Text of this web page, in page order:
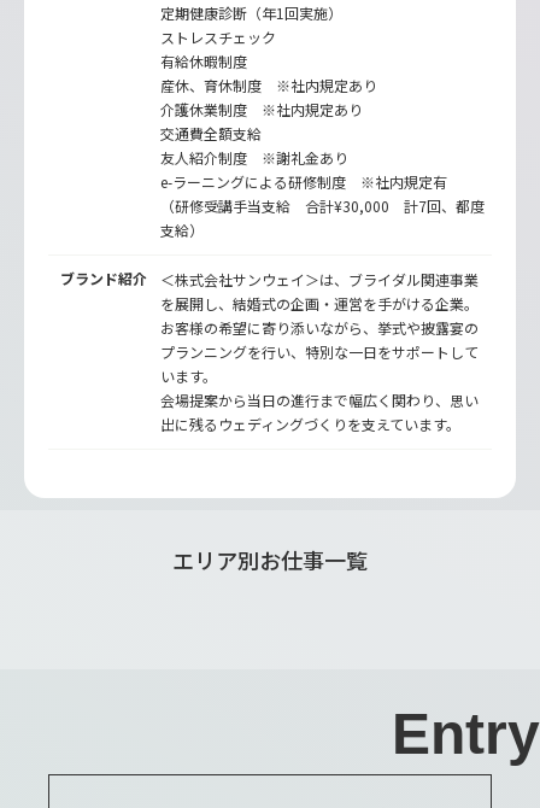
定期健康診断（年1回実施）
ストレスチェック
有給休暇制度
産休、育休制度 ※社内規定あり
介護休業制度 ※社内規定あり
交通費全額支給
友人紹介制度 ※謝礼金あり
e-ラーニングによる研修制度 ※社内規定有
（研修受講手当支給 合計¥30,000 計7回、都度
支給）
ブランド紹介
＜株式会社サンウェイ＞は、ブライダル関連事業
を展開し、結婚式の企画・運営を手がける企業。
お客様の希望に寄り添いながら、挙式や披露宴の
プランニングを行い、特別な一日をサポートして
います。
会場提案から当日の進行まで幅広く関わり、思い
出に残るウェディングづくりを支えています。
エリア別お仕事一覧
Entry